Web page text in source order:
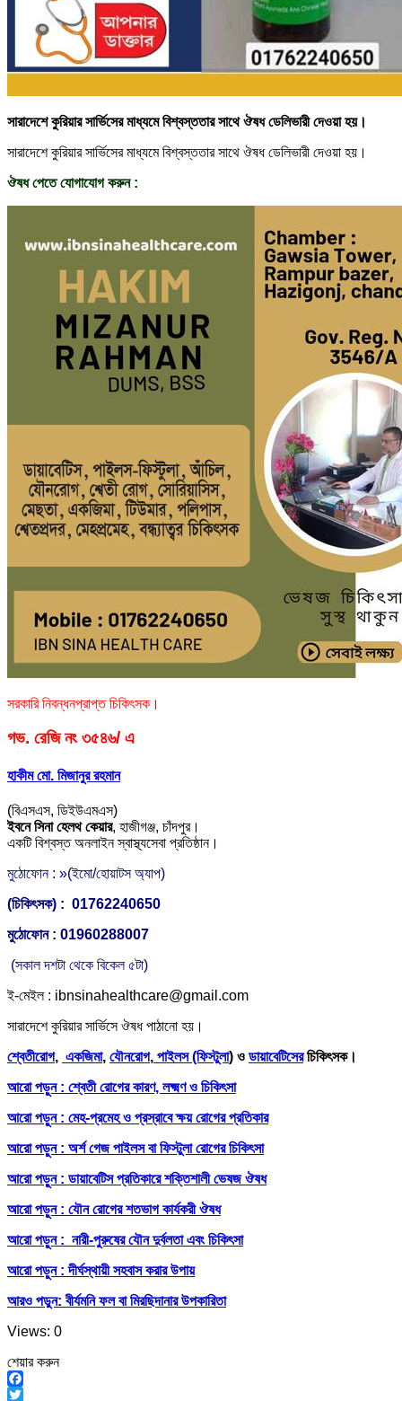
সারাদেশে কুরিয়ার সার্ভিসের মাধ্যমে বিশ্বস্ততার সাথে ঔষধ ডেলিভারী দেওয়া হয়।
সারাদেশে কুরিয়ার সার্ভিসের মাধ্যমে বিশ্বস্ততার সাথে ঔষধ ডেলিভারী দেওয়া হয়।
ঔষধ পেতে যোগাযোগ করুন :
সরকারি নিবন্ধনপ্রাপ্ত চিকিৎসক।
গভ. রেজি নং ৩৫৪৬/ এ
হাকীম মো. মিজানুর রহমান
(বিএসএস, ডিইউএমএস)
ইবনে সিনা হেলথ কেয়ার, হাজীগঞ্জ, চাঁদপুর।
একটি বিশ্বস্ত অনলাইন স্বাস্থ্যসেবা প্রতিষ্ঠান।
মুঠোফোন : »(ইমো/হোয়াটস অ্যাপ)
(চিকিৎসক) : 01762240650
মুঠোফোন : 01960288007
(সকাল দশটা থেকে বিকেল ৫টা)
ই-মেইল : ibnsinahealthcare@gmail.com
সারাদেশে কুরিয়ার সার্ভিসে ঔষধ পাঠানো হয়।
শ্বেতীরোগ, একজিমা, যৌনরোগ, পাইলস (ফিস্টুলা) ও ডায়াবেটিসেরচিকিৎসক।
আরো পড়ুন : শ্বেতী রোগের কারণ, লক্ষ্মণ ও চিকিৎসা
আরো পড়ুন : মেহ-প্রমেহ ও প্রস্রাবে ক্ষয় রোগের প্রতিকার
আরো পড়ুন : অর্শ গেজ পাইলস বা ফিস্টুলা রোগের চিকিৎসা
আরো পড়ুন : ডায়াবেটিস প্রতিকারে শক্তিশালী ভেষজ ঔষধ
আরো পড়ুন : যৌন রোগের শতভাগ কার্যকরী ঔষধ
আরো পড়ুন : নারী-পুরুষের যৌন দুর্বলতা এবং চিকিৎসা
আরো পড়ুন : দীর্ঘস্থায়ী সহবাস করার উপায়
আরও পড়ুন: বীর্যমনি ফল বা মিরছিদানার উপকারিতা
Views: 0
শেয়ার করুন
Facebook